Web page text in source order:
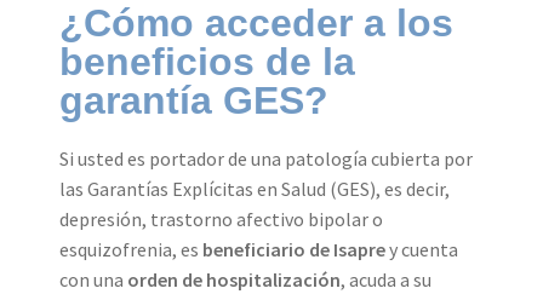
¿Cómo acceder a los
beneficios de la
garantía GES?
Si usted es portador de una patología cubierta por
las Garantías Explícitas en Salud (GES), es decir,
depresión, trastorno afectivo bipolar o
esquizofrenia, es beneficiario de Isaprey cuenta
con una orden de hospitalización, acuda a su